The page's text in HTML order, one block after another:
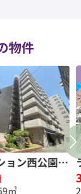
物件
ョン西公園☆
無料☆
㎡